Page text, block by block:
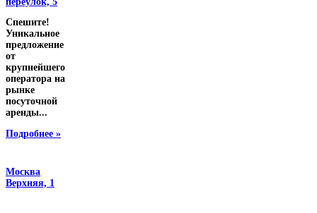
Спешите!
Уникальное
предложение
от
крупнейшего
оператора на
рынке
посуточной
аренды...
Подробнее »
Москва
Верхняя, 1